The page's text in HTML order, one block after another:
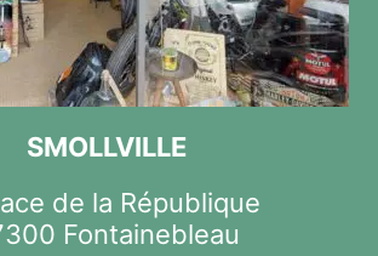
SMOLLVILLE
de la République
Fontainebleau